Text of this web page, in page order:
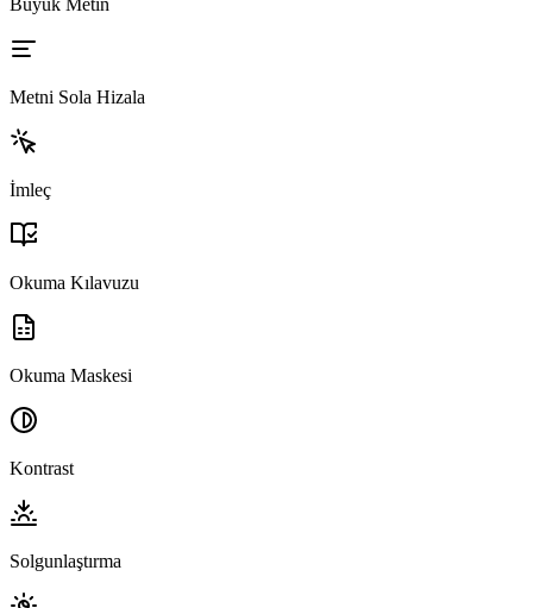
Büyük Metin
Metni Sola Hizala
İmleç
Okuma Kılavuzu
Okuma Maskesi
Kontrast
Solgunlaştırma